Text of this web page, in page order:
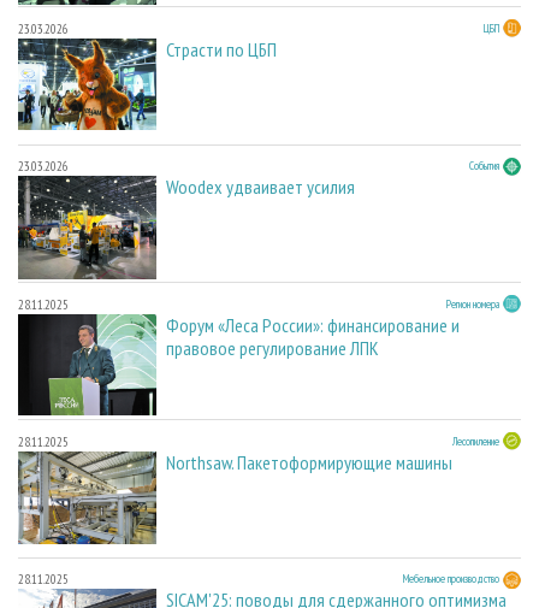
23.03.2026 ЦБП
Страсти по ЦБП
23.03.2026 События
Woodex удваивает усилия
28.11.2025 Регион номера
Форум «Леса России»: финансирование и
правовое регулирование ЛПК
28.11.2025 Лесопиление
Northsaw. Пакетоформирующие машины
28.11.2025 Мебельное производство
SICAM'25: поводы для сдержанного оптимизма